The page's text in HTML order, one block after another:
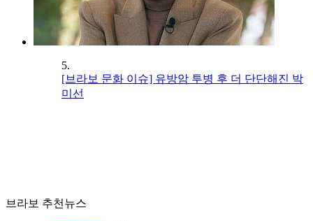
5.
[브라보 문화 이슈] 유방암 투병 후 더 단단해진 박
미선
브라보 추천뉴스